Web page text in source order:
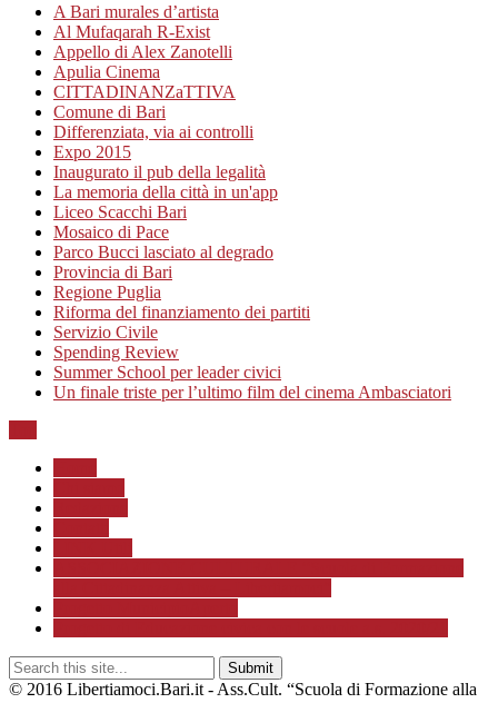
A Bari murales d’artista
Al Mufaqarah R-Exist
Appello di Alex Zanotelli
Apulia Cinema
CITTADINANZaTTIVA
Comune di Bari
Differenziata, via ai controlli
Expo 2015
Inaugurato il pub della legalità
La memoria della città in un'app
Liceo Scacchi Bari
Mosaico di Pace
Parco Bucci lasciato al degrado
Provincia di Bari
Regione Puglia
Riforma del finanziamento dei partiti
Servizio Civile
Spending Review
Summer School per leader civici
Un finale triste per l’ultimo film del cinema Ambasciatori
© 2016 Libertiamoci.Bari.it - Ass.Cult. “Scuola di Formazione alla